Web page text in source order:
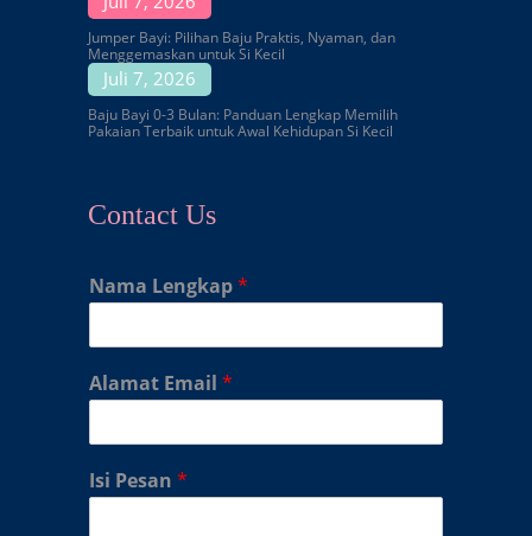
Jumper Bayi: Pilihan Baju Praktis, Nyaman, dan
Menggemaskan untuk Si Kecil
Juli 7, 2026
Baju Bayi 0-3 Bulan: Panduan Lengkap Memilih
Pakaian Terbaik untuk Awal Kehidupan Si Kecil
Contact Us
Nama Lengkap*
Alamat Email *
Isi Pesan *